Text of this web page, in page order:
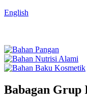
English
Babagan Grup